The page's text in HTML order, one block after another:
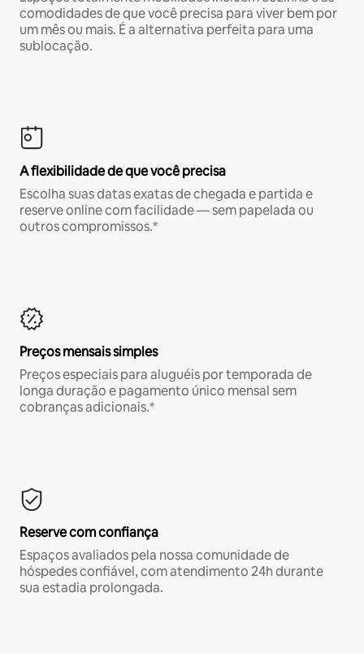
comodidades de que você precisa para viver bem por
um mês ou mais. É a alternativa perfeita para uma
sublocação.
A flexibilidade de que você precisa
Escolha suas datas exatas de chegada e partida e
reserve online com facilidade — sem papelada ou
outros compromissos.*
Preços mensais simples
Preços especiais para aluguéis por temporada de
longa duração e pagamento único mensal sem
cobranças adicionais.*
Reserve com confiança
Espaços avaliados pela nossa comunidade de
hóspedes confiável, com atendimento 24h durante
sua estadia prolongada.